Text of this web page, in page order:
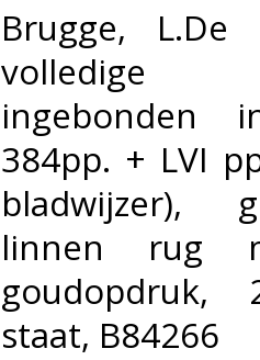
‎Brugge, L.De
volledige
ingebonden
384pp. + LVI
bladwijzer),
linnen rug
goudopdruk,
staat, B84266‎